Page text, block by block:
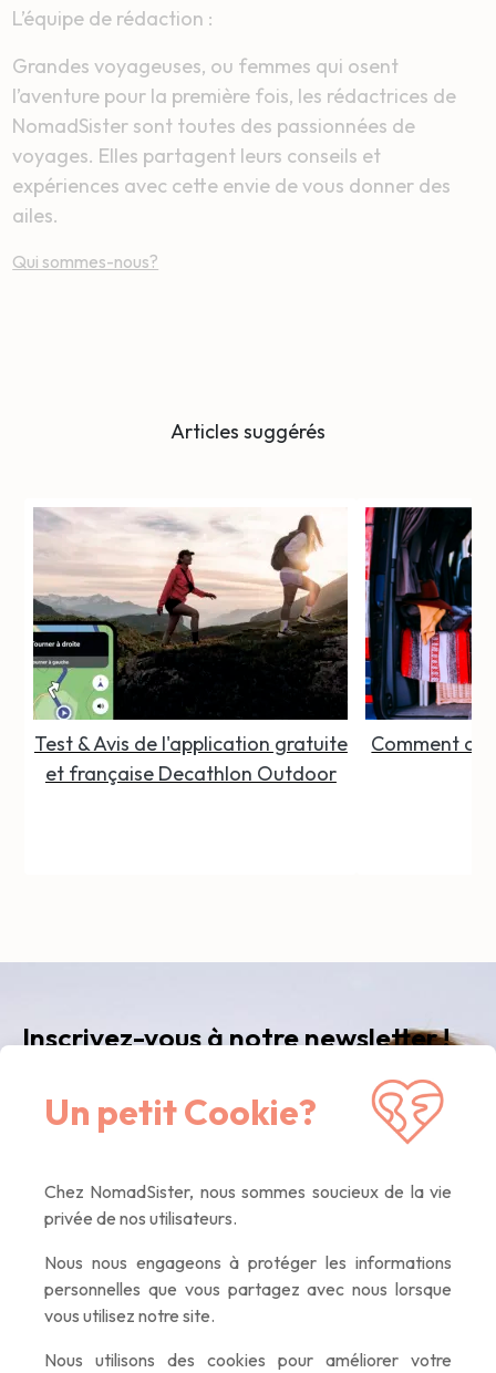
Un petit Cookie?
Chez NomadSister, nous sommes soucieux de la vie
privée de nos utilisateurs.
Nous nous engageons à protéger les informations
personnelles que vous partagez avec nous lorsque
vous utilisez notre site.
Nous utilisons des cookies pour améliorer votre
L’équipe de rédaction :
Grandes voyageuses, ou femmes qui osent
l’aventure pour la première fois, les rédactrices de
NomadSister sont toutes des passionnées de
voyages. Elles partagent leurs conseils et
expériences avec cette envie de vous donner des
ailes.
Qui sommes-nous?
Articles suggérés
Test & Avis de l'application gratuite
et française Decathlon Outdoor
Comment
Inscrivez-vous à notre newsletter !
Recevez notre newslettermensuelle
avec nos
dernières nouvelles, des articles inspirants, des
promis :)